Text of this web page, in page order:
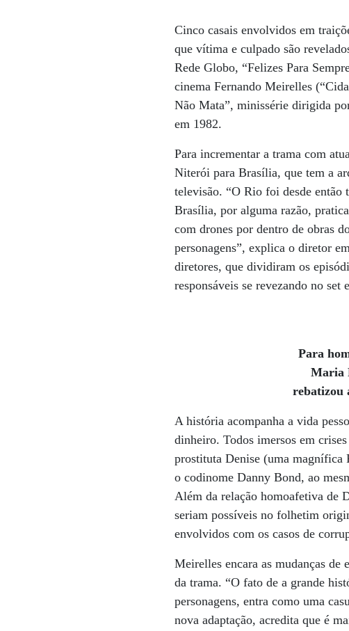
Cinco casais envolvidos em
que vítima e culpado são
Rede Globo, “Felizes Para
cinema Fernando Meirelles
Não Mata”, minissérie dirigida
em 1982.
Para incrementar a trama com
Niterói para Brasília, que tem a
televisão. “O Rio foi desde então
Brasília, por alguma razão,
com drones por dentro de obras
personagens”, explica o diretor
diretores, que dividiram os
responsáveis se revezando no
Para
Maria
rebatizou
A história acompanha a vida
dinheiro. Todos imersos em
prostituta Denise (uma magnífica
o codinome Danny Bond, ao
Além da relação homoafetiva de
seriam possíveis no folhetim
envolvidos com os casos de
Meirelles encara as mudanças de
da trama. “O fato de a grande
personagens, entra como uma
nova adaptação, acredita que é